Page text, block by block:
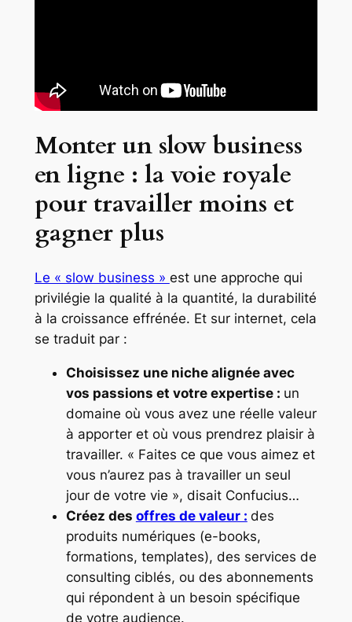
Monter un slow business
en ligne : la voie royale
pour travailler moins et
gagner plus
Le « slow business » est une approche qui
privilégie la qualité à la quantité, la durabilité
à la croissance effrénée. Et sur internet, cela
se traduit par :
Choisissez une niche alignée avec
vos passions et votre expertise : un
domaine où vous avez une réelle valeur
à apporter et où vous prendrez plaisir à
travailler. « Faites ce que vous aimez et
vous n’aurez pas à travailler un seul
jour de votre vie », disait Confucius…
Créez des offres de valeur : des
produits numériques (e-books,
formations, templates), des services de
consulting ciblés, ou des abonnements
qui répondent à un besoin spécifique
de votre audience.